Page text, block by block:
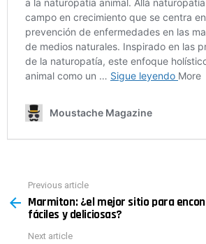
more
Previous article
Marmiton: ¿el mejor sitio para
fáciles y deliciosas?
Next article